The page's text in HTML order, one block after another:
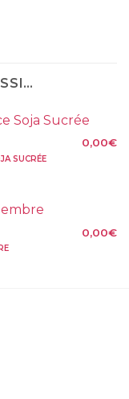
SUCRÉE
0,00€
0,00€